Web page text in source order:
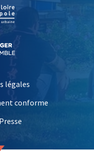
, Ouvre une nouvelle
légales
conforme
Presse